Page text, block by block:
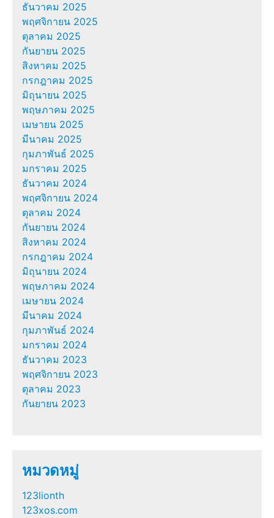
ธันวาคม 2025
พฤศจิกายน 2025
ตุลาคม 2025
กันยายน 2025
สิงหาคม 2025
กรกฎาคม 2025
มิถุนายน 2025
พฤษภาคม 2025
เมษายน 2025
มีนาคม 2025
กุมภาพันธ์ 2025
มกราคม 2025
ธันวาคม 2024
พฤศจิกายน 2024
ตุลาคม 2024
กันยายน 2024
สิงหาคม 2024
กรกฎาคม 2024
มิถุนายน 2024
พฤษภาคม 2024
เมษายน 2024
มีนาคม 2024
กุมภาพันธ์ 2024
มกราคม 2024
ธันวาคม 2023
พฤศจิกายน 2023
ตุลาคม 2023
กันยายน 2023
หมวดหมู่
123lionth
123xos.com